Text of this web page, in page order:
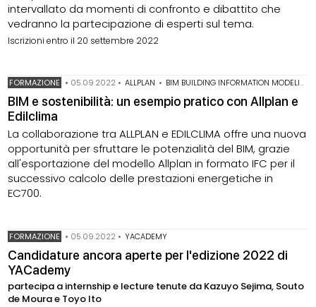
intervallato da momenti di confronto e dibattito che
vedranno la partecipazione di esperti sul tema.
Iscrizioni entro il 20 settembre 2022
FORMAZIONE • 05.09.2022 • ALLPLAN • BIM BUILDING INFORMATION MODELING
BIM e sostenibilità: un esempio pratico con Allplan e
Edilclima
La collaborazione tra ALLPLAN e EDILCLIMA offre una nuova
opportunità per sfruttare le potenzialità del BIM, grazie
all'esportazione del modello Allplan in formato IFC per il
successivo calcolo delle prestazioni energetiche in
EC700.
FORMAZIONE • 05.09.2022 • YACADEMY
Candidature ancora aperte per l'edizione 2022 di
YACademy
partecipa a internship e lecture tenute da Kazuyo Sejima, Souto
de Moura e Toyo Ito